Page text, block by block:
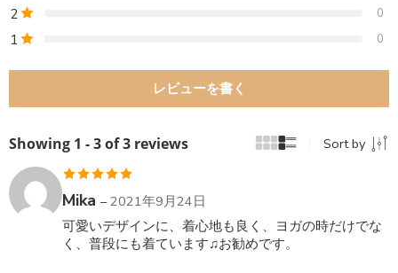
2 0
1 0
レビューを書く
Showing 1 - 3 of 3 reviews Sort by
5段階中 5の
評価
Mika – 2021年9月24日
可愛いデザインに、着心地も良く、ヨガの時だけでな
く、普段にも着ています♫お勧めです。